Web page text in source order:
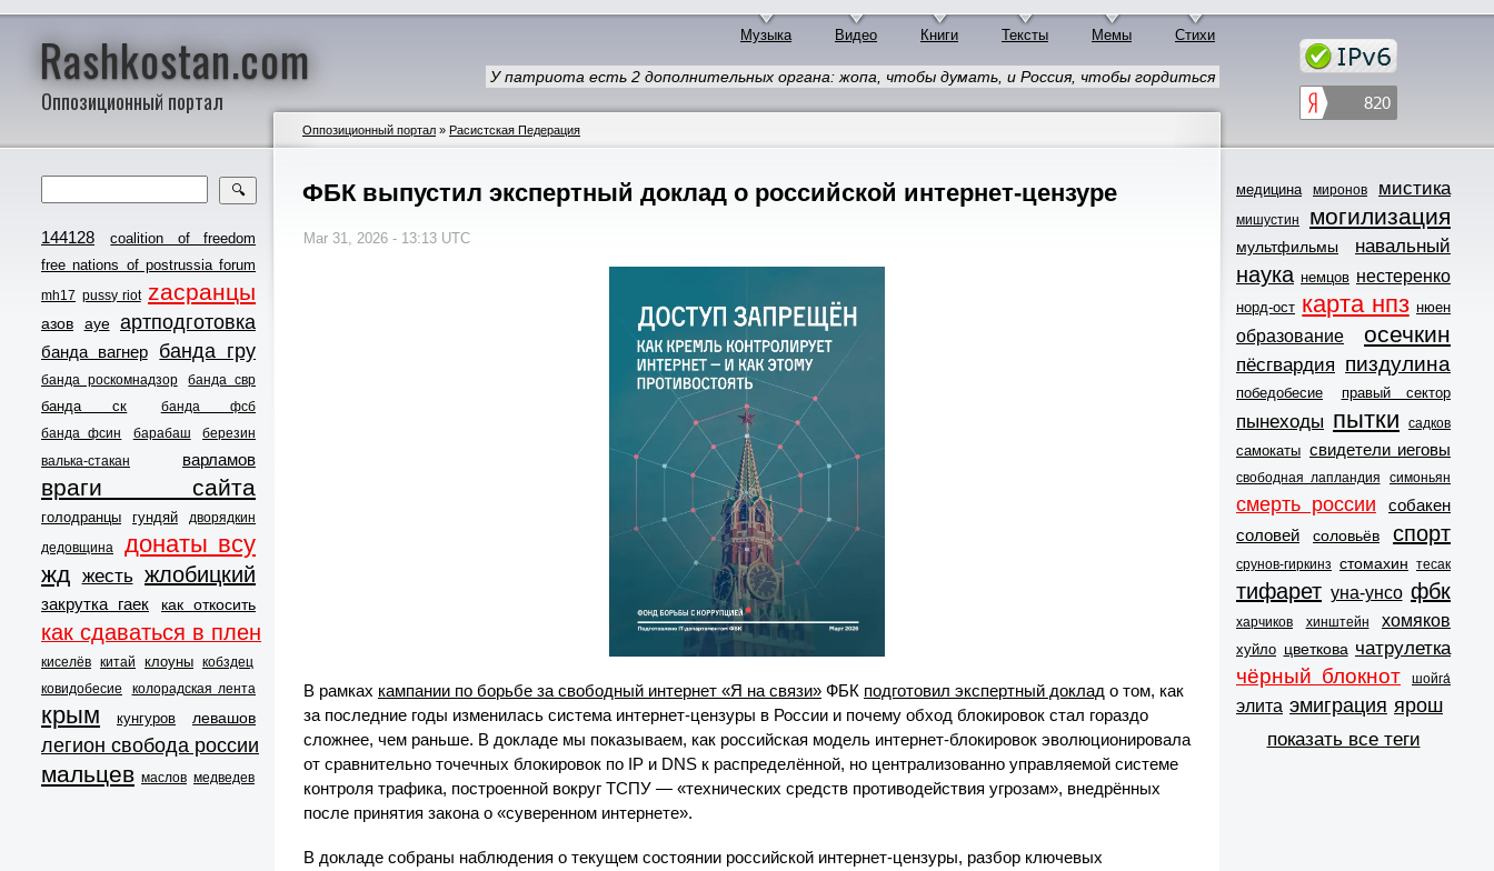
Rashkostan.com
Оппозиционный портал
Музыка Видео Книги Тексты Мемы Стихи
🔍
144128
coalition of freedom
free nations of postrussia forum
mh17 pussy riot zасранцы
азов ауе артподготовка
банда вагнер банда гру
банда роскомнадзор банда свр
банда ск
банда фсб
банда фсин
барабаш
березин
валька-стакан
варламов
враги сайта
голодранцы гундяй
дворядкин
дедовщина
донаты всу
жд жесть жлобицкий
закрутка гаек как откосить
как сдаваться в плен
киселёв китай клоуны кобздец
ковидобесие
колорадская лента
крым кунгуров левашов
легион свобода россии
мальцев маслов медведев
У патриота есть 2 дополнительных органа: жопа, чтобы думать, и Россия, чтобы гордиться
Оппозиционный портал » Расистская Педерация
ФБК выпустил экспертный доклад о российской интернет-цензуре
Mar 31, 2026 - 13:13 UTC
В рамках кампании по борьбе за свободный интернет «Я на связи» ФБК подготовил экспертный доклад о том, как
за последние годы изменилась система интернет-цензуры в России и почему обход блокировок стал гораздо
сложнее, чем раньше. В докладе мы показываем, как российская модель интернет-блокировок эволюционировала
от сравнительно точечных блокировок по IP и DNS к распределённой, но централизованно управляемой системе
контроля трафика, построенной вокруг ТСПУ — «технических средств противодействия угрозам», внедрённых
после принятия закона о «суверенном интернете».
В докладе собраны наблюдения о текущем состоянии российской интернет-цензуры, разбор ключевых
медицина миронов мистика
мишустин могилизация
мультфильмы навальный
наука немцов нестеренко
норд-ост карта нпз нюен
образование осечкин
пёсгвардия пиздулина
победобесие правый сектор
пынеходы пытки садков
самокаты свидетели иеговы
свободная лапландия симоньян
смерть россии
собакен
соловей
соловьёв спорт
срунов-гиркинз стомахин тесак
тифарет уна-унсо фбк
харчиков хинштейн хомяков
хуйло цветкова чатрулетка
чёрный блокнот шойга́
элита эмиграция ярош
показать все теги